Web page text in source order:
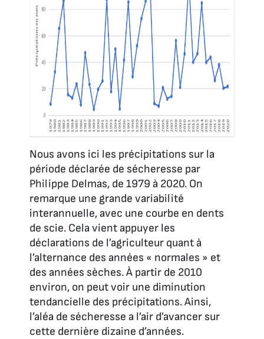
Nous avons ici les précipitations sur la
période déclarée de sécheresse par
Philippe Delmas, de 1979 à 2020. On
remarque une grande variabilité
interannuelle, avec une courbe en dents
de scie. Cela vient appuyer les
déclarations de l’agriculteur quant à
l’alternance des années « normales » et
des années sèches. À partir de 2010
environ, on peut voir une diminution
tendancielle des précipitations. Ainsi,
l’aléa de sécheresse a l’air d’avancer sur
cette dernière dizaine d’années.